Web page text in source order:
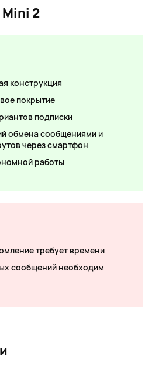
2
конструкция
покрытие
подписки
обмена сообщениями и
через смартфон
работы
требует времени
сообщений необходим